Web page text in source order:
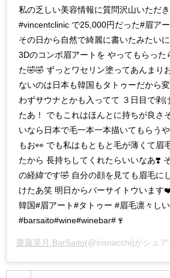
私の乏しい美容情報に質問沢山いただ
#vincentclinic で25,000円だった#眉ア
その日から自然で綺麗に書いたみたい
3Dのコンボ眉アートを やってもらった
た🤣🤣 ずっとワセリン塗ってあんまり
ないのは日本も韓国もタトゥーだから
わずサウナとかも入ってて ３日目で剥
たあ！ でもこれはほんとに持ちが良さ
いなら日本で毛一本一本描いてもらう
もお👀 でも私はもともと毛が薄くて眉
たから 長持ちしてくれたらいいなあ❣️
の経緯です🤣 自分の顔を見ても眉毛に
けたあ笑 明日からバーサイトウいま
韓国#眉アート#タトゥー #眉毛凛々し
#barsaito#wine#winebar#🍷
齋藤菜月 BarSaito(@irisnacchi)がシェ